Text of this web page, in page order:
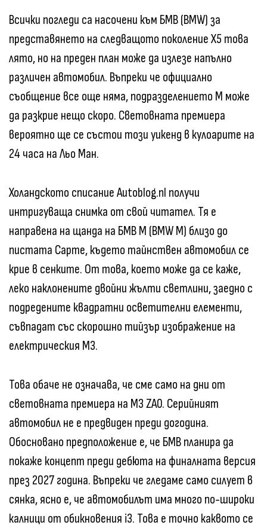
Всички погледи са насочени към БМВ (BMW) за
представянето на следващото поколение X5 това
лято, но на преден план може да излезе напълно
различен автомобил. Въпреки че официално
съобщение все още няма, подразделението М може
да разкрие нещо скоро. Световната премиера
вероятно ще се състои този уикенд в кулоарите на
24 часа на Льо Ман.
Холандското списание Autoblog.nl получи
интригуваща снимка от свой читател. Тя е
направена на щанда на БМВ М (BMW M) близо до
пистата Сарте, където тайнствен автомобил се
крие в сенките. От това, което може да се каже,
леко наклонените двойни жълти светлини, заедно с
подредените квадратни осветителни елементи,
съвпадат със скорошно тийзър изображение на
електрическия М3.
Това обаче не означава, че сме само на дни от
световната премиера на М3 ZA0. Серийният
автомобил не е предвиден преди догодина.
Обосновано предположение е, че БМВ планира да
покаже концепт преди дебюта на финалната версия
през 2027 година. Въпреки че гледаме само силует в
сянка, ясно е, че автомобилът има много по-широки
калници от обикновения i3. Това е точно каквото се